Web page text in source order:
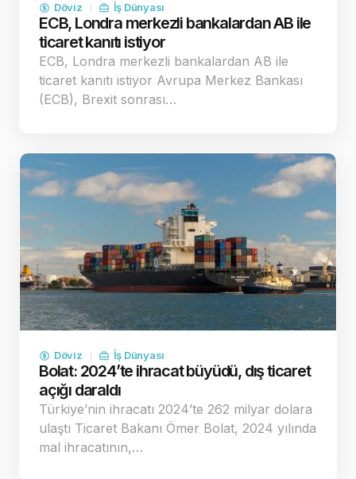
Döviz İş Dünyası
ECB, Londra merkezli bankalardan AB ile
ticaret kanıtı istiyor
ECB, Londra merkezli bankalardan AB ile
ticaret kanıtı istiyor Avrupa Merkez Bankası
(ECB), Brexit sonrası…
Döviz İş Dünyası
Bolat: 2024’te ihracat büyüdü, dış ticaret
açığı daraldı
Türkiye’nin ihracatı 2024’te 262 milyar dolara
ulaştı Ticaret Bakanı Ömer Bolat, 2024 yılında
mal ihracatının,…